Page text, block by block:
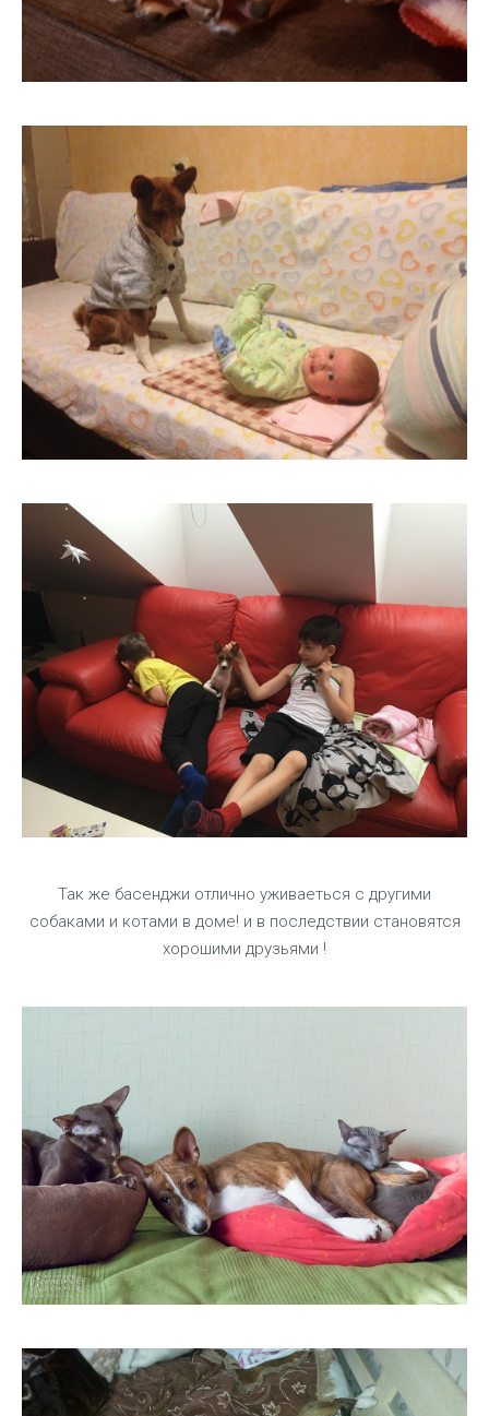
Так же басенджи отлично уживаеться с другими
собаками и котами в доме! и в последствии становятся
хорошими друзьями !